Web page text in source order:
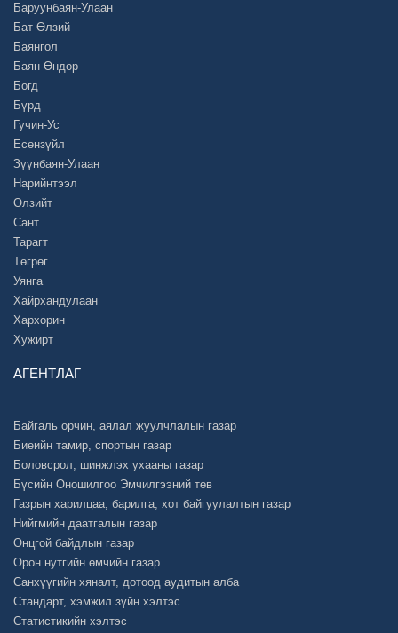
Баруунбаян-Улаан
Бат-Өлзий
Баянгол
Баян-Өндөр
Богд
Бүрд
Гучин-Ус
Есөнзүйл
Зүүнбаян-Улаан
Нарийнтээл
Өлзийт
Сант
Тарагт
Төгрөг
Уянга
Хайрхандулаан
Хархорин
Хужирт
АГЕНТЛАГ
Байгаль орчин, аялал жуулчлалын газар
Биеийн тамир, спортын газар
Боловсрол, шинжлэх ухааны газар
Бүсийн Оношилгоо Эмчилгээний төв
Газрын харилцаа, барилга, хот байгуулалтын газар
Нийгмийн даатгалын газар
Онцгой байдлын газар
Орон нутгийн өмчийн газар
Санхүүгийн хяналт, дотоод аудитын алба
Стандарт, хэмжил зүйн хэлтэс
Статистикийн хэлтэс